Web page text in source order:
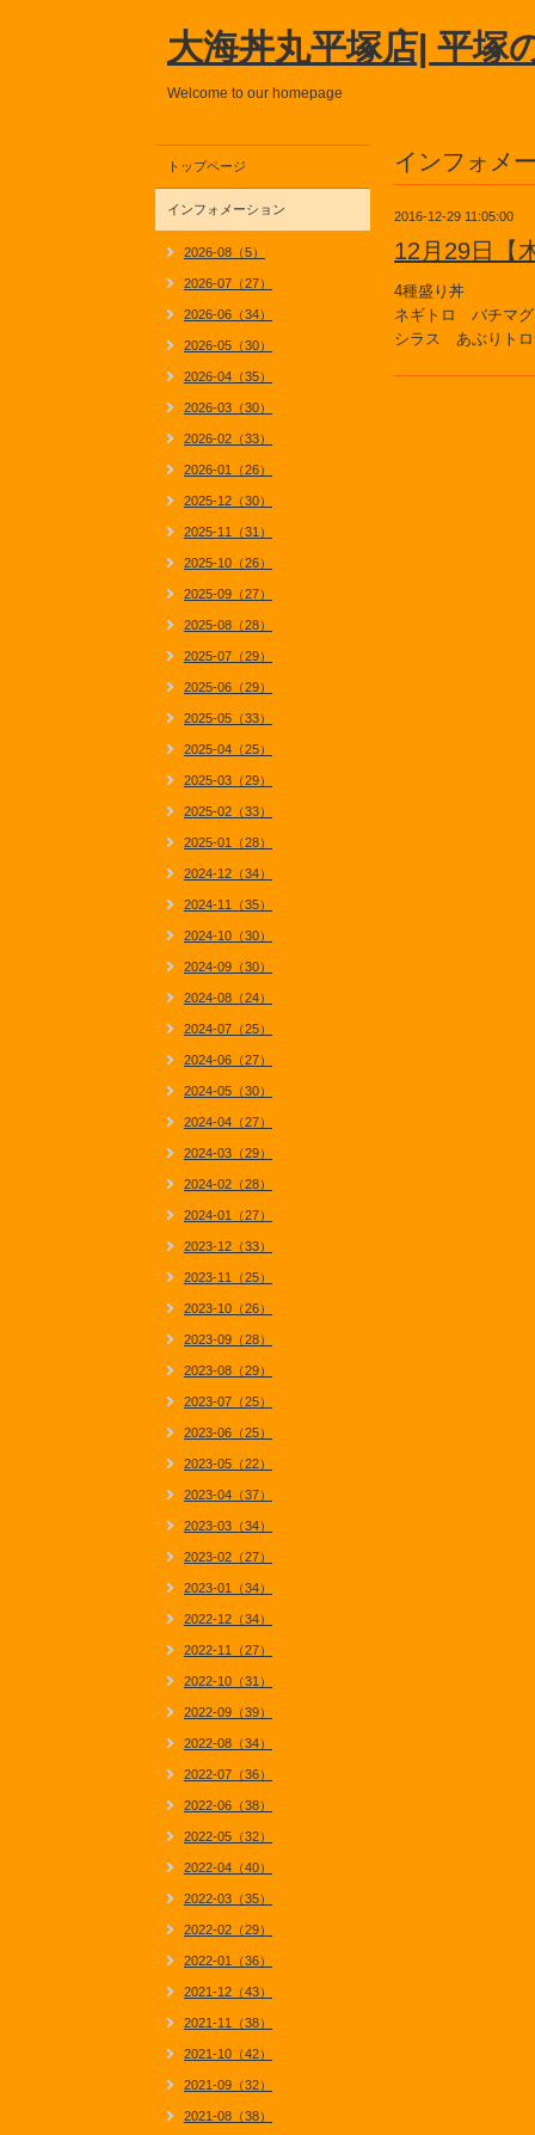
大海丼丸平塚店| 平塚
Welcome to our homepage
インフォメ
2016-12-29 11:05:00
12月29日【
4種盛り丼
ネギトロ バチマグ
シラス あぶりトロ
トップページ
インフォメーション
2026-08（5）
2026-07（27）
2026-06（34）
2026-05（30）
2026-04（35）
2026-03（30）
2026-02（33）
2026-01（26）
2025-12（30）
2025-11（31）
2025-10（26）
2025-09（27）
2025-08（28）
2025-07（29）
2025-06（29）
2025-05（33）
2025-04（25）
2025-03（29）
2025-02（33）
2025-01（28）
2024-12（34）
2024-11（35）
2024-10（30）
2024-09（30）
2024-08（24）
2024-07（25）
2024-06（27）
2024-05（30）
2024-04（27）
2024-03（29）
2024-02（28）
2024-01（27）
2023-12（33）
2023-11（25）
2023-10（26）
2023-09（28）
2023-08（29）
2023-07（25）
2023-06（25）
2023-05（22）
2023-04（37）
2023-03（34）
2023-02（27）
2023-01（34）
2022-12（34）
2022-11（27）
2022-10（31）
2022-09（39）
2022-08（34）
2022-07（36）
2022-06（38）
2022-05（32）
2022-04（40）
2022-03（35）
2022-02（29）
2022-01（36）
2021-12（43）
2021-11（38）
2021-10（42）
2021-09（32）
2021-08（38）